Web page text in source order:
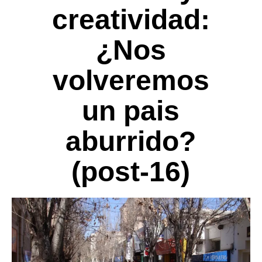
creatividad:
¿Nos
volveremos
un pais
aburrido?
(post-16)